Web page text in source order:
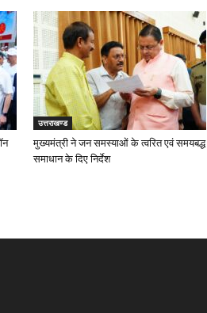
उत्तराखण्ड
मुख्यमंत्री ने जन समस्याओं के त्वरित एवं समयबद्ध
समाधान के दिए निर्देश